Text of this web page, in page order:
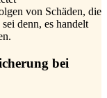
von Schäden, die
denn, es handelt
bei